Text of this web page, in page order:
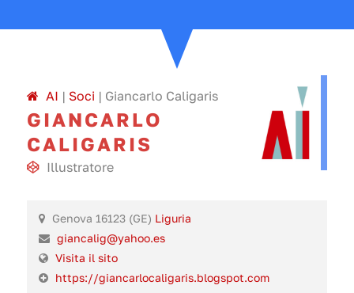
AI | Soci | Giancarlo Caligaris
GIANCARLO
CALIGARIS
Illustratore
Genova 16123 (GE) Liguria
giancalig@yahoo.es
Visita il sito
https://giancarlocaligaris.blogspot.com